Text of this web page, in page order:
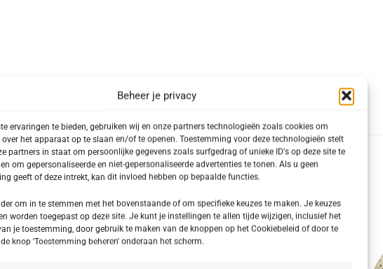
Beheer je privacy
ervaringen te bieden, gebruiken wij en onze partners technologieën zoals cookies om
het apparaat op te slaan en/of te openen. Toestemming voor deze technologieën stelt
partners in staat om persoonlijke gegevens zoals surfgedrag of unieke ID's op deze site te
om gepersonaliseerde en niet-gepersonaliseerde advertenties te tonen. Als u geen
geeft of deze intrekt, kan dit invloed hebben op bepaalde functies.
om in te stemmen met het bovenstaande of om specifieke keuzes te maken. Je keuzes
worden toegepast op deze site. Je kunt je instellingen te allen tijde wijzigen, inclusief het
je toestemming, door gebruik te maken van de knoppen op het Cookiebeleid of door te
knop 'Toestemming beheren' onderaan het scherm.